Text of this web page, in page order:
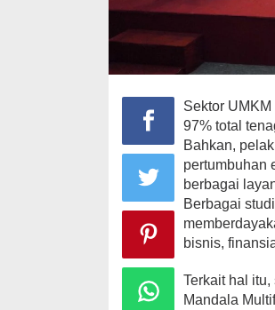
Sektor
97% total
Bahkan,
pertumbuhan
berbagai
Berbagai
bisnis,
Terkait hal
Mandala